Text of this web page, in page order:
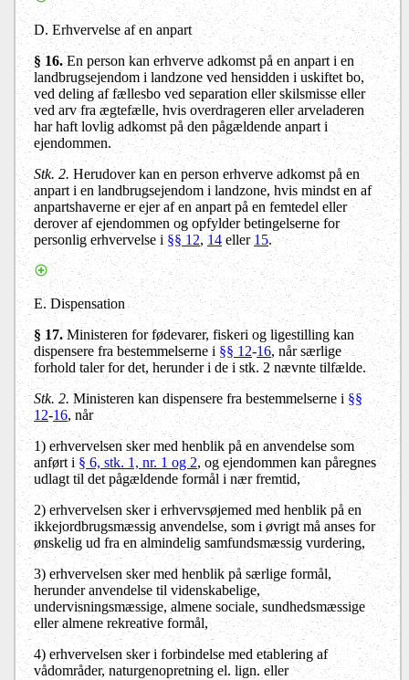
D. Erhvervelse af en anpart
§ 16. En person kan erhverve adkomst på en anpart i en
landbrugsejendom i landzone ved hensidden i uskiftet bo,
ved deling af fællesbo ved separation eller skilsmisseeller
ved arv fra ægtefælle, hvis overdrageren eller arveladeren
har haft lovlig adkomst på den pågældende anpart i
ejendommen.
Stk. 2. Herudover kan en person erhverve adkomst på en
anpart i en landbrugsejendom i landzone, hvis mindst en af
anpartshaverne er ejer af en anpart på en femtedel eller
derover af ejendommen og opfylder betingelserne for
personlig erhvervelse i§§ 12, 14 eller 15.
E. Dispensation
§ 17. Ministeren for fødevarer, fiskeri og ligestilling kan
dispensere fra bestemmelserne i§§ 12-16, når særlige
forhold taler for det, herunder i de i stk. 2 nævnte tilfælde.
Stk. 2. Ministeren kan dispensere fra bestemmelserne i §§
12-16, når
1) erhvervelsen sker med henblik på en anvendelse som
anført i§ 6, stk. 1, nr. 1 og 2, og ejendommen kan påregnes
udlagt til det pågældende formål i nær fremtid,
2)erhvervelsen sker i erhvervsøjemed med henblik på en
ikkejordbrugsmæssig anvendelse, som i øvrigt må anses for
ønskelig ud fra en almindelig samfundsmæssig vurdering,
3)erhvervelsen sker med henblik på særlige formål,
herunder anvendelse til videnskabelige,
undervisningsmæssige, almene sociale, sundhedsmæssige
eller almene rekreative formål,
4)erhvervelsen sker i forbindelse med etablering af
vådområder, naturgenopretning el. lign. eller